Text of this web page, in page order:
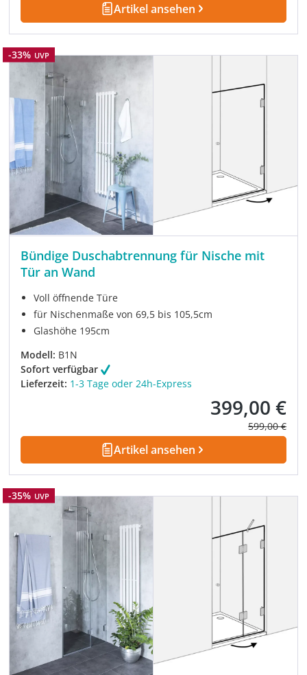
Artikel ansehen
Rabatt
-33% UVP
Bündige Duschabtrennung für Nische mit
Tür an Wand
Voll öffnende Türe
für Nischenmaße von 69,5 bis 105,5cm
Glashöhe 195cm
Modell: B1N
Sofort verfügbar
Lieferzeit: 1-3 Tage oder 24h-Express
Verkaufspreis:
399,00 €
Regulärer
599,00 €
Artikel ansehen
Rabatt
-35% UVP